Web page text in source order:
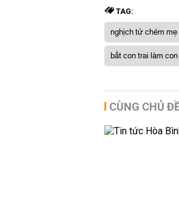
TAG:
nghịch tử chém mẹ
bắt con trai làm
CÙNG CHỦ